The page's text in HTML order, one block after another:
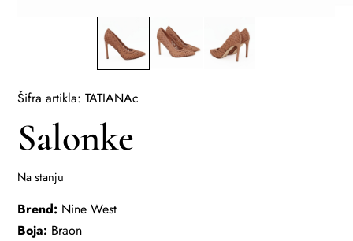
Šifra artikla: TATIANAc
Salonke
Na stanju
Brend: Nine West
Boja: Braon